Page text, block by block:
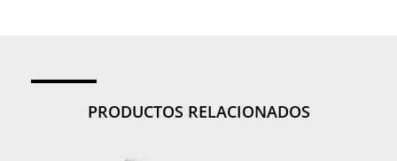
PRODUCTOS RELACIONADOS